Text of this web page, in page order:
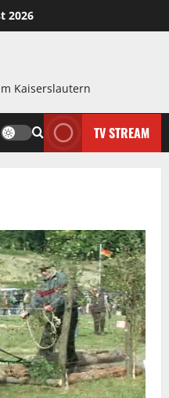
2026
Kaiserslautern
TV STREAM